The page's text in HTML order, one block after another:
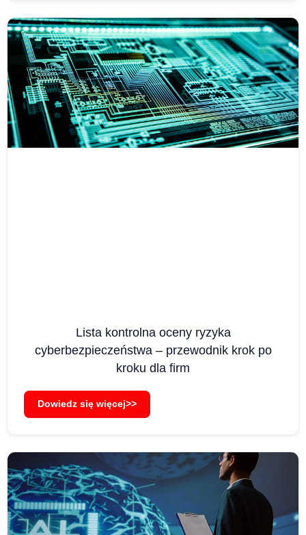
Lista kontrolna oceny ryzyka
cyberbezpieczeństwa – przewodnik krok po
kroku dla firm
Dowiedz się więcej>>